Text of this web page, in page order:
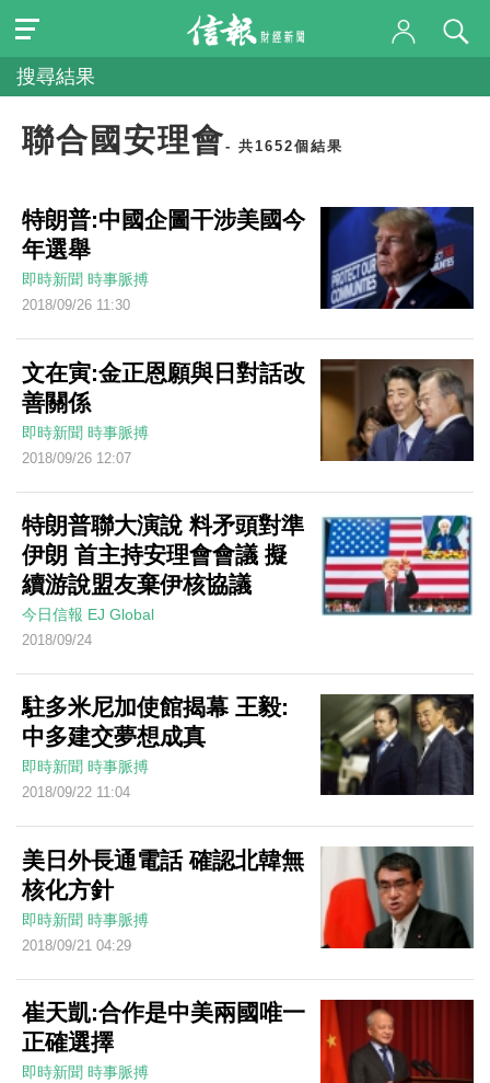
搜尋結果
聯合國安理會- 共1652個結果
特朗普:中國企圖干涉美國今
年選舉
即時新聞 時事脈搏
2018/09/26 11:30
文在寅:金正恩願與日對話改
善關係
即時新聞 時事脈搏
2018/09/26 12:07
特朗普聯大演說 料矛頭對準
伊朗 首主持安理會會議 擬
續游說盟友棄伊核協議
今日信報 EJ Global
2018/09/24
駐多米尼加使館揭幕 王毅:
中多建交夢想成真
即時新聞 時事脈搏
2018/09/22 11:04
美日外長通電話 確認北韓無
核化方針
即時新聞 時事脈搏
2018/09/21 04:29
崔天凱:合作是中美兩國唯一
正確選擇
即時新聞 時事脈搏